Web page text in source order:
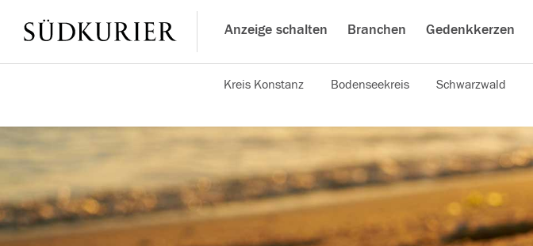
Anzeige schalten Branchen Gedenkkerzen
Kreis Konstanz Bodenseekreis Schwarzwald